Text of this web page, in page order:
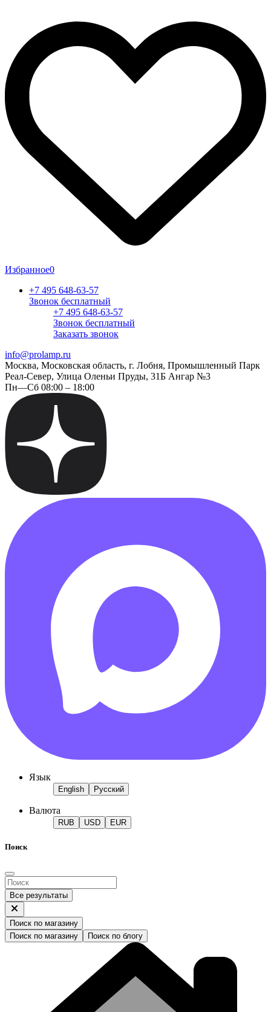
Избранное0
+7 495 648-63-57
Звонок бесплатный
+7 495 648-63-57
Звонок бесплатный
Заказать звонок
info@prolamp.ru
Москва, Московская область, г. Лобня, Промышленный Парк
Реал-Север, Улица Оленьи Пруды, 31Б Ангар №3
Пн—Сб 08:00 – 18:00
Язык
English Русский
Валюта
RUB USD EUR
Поиск
Все результаты
Поиск по магазину
Поиск по магазину
Поиск по блогу